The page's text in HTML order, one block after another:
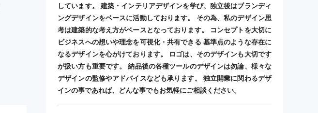
しています。 建築・インテリアデザインを学び、独立後はブランディ
ングデザインをベースに活動しております。 その為、私のデザイン思
考は建築的な考え方がベースとなっております。 コンセプトを大切に
ビジネスへの想いや理念を可視化・共有できる 基準点のような存在に
なるデザインを心がけております。 ロゴは、そのデザインも大切です
が扱い方も重要です。 納品後の各種ツールのデザインは勿論、様々な
デザインの監修やアドバイスなども承ります。 独立開業に関わるデザ
インの事であれば、どんな事でもお気軽にご相談ください。